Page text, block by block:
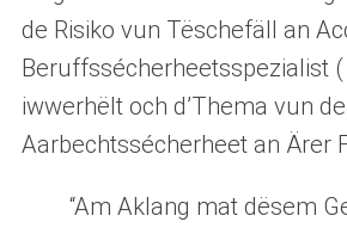
de Risiko vun Tëschefäll an
Beruffssécherheetsspezialist (
iwwerhëlt och d’Thema vun
Aarbechtssécherheet an Ärer
“Am Aklang mat dësem